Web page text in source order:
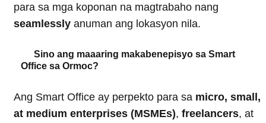
para sa mga koponan na magtrabaho nang
seamlessly anuman ang lokasyon nila.
Sino ang maaaring makabenepisyo sa Smart
Office sa Ormoc?
Ang Smart Office ay perpekto para sa micro, small,
at medium enterprises (MSMEs), freelancers, at